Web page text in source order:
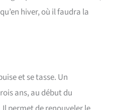
hiver, où il faudra la
et se tasse. Un
ans, au début du